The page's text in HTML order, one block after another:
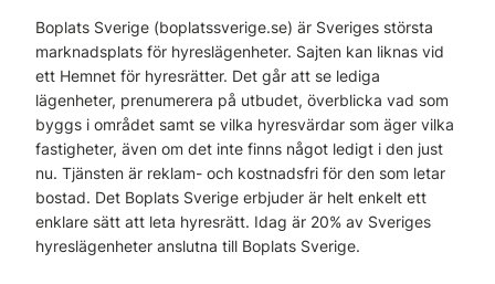
Boplats Sverige (boplatssverige.se) är Sveriges största
marknadsplats för hyreslägenheter. Sajten kan liknas vid
ett Hemnet för hyresrätter. Det går att se lediga
lägenheter, prenumerera på utbudet, överblicka vad som
byggs i området samt se vilka hyresvärdar som äger vilka
fastigheter, även om det inte finns något ledigt i den just
nu. Tjänsten är reklam- och kostnadsfri för den som letar
bostad. Det Boplats Sverige erbjuder är helt enkelt ett
enklare sätt att leta hyresrätt. Idag är 20% av Sveriges
hyreslägenheter anslutna till Boplats Sverige.